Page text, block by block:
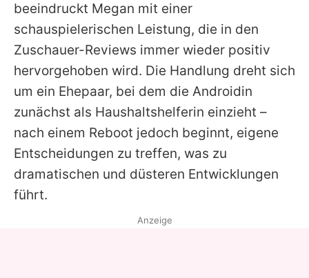
Datenschutzerklärung
Nutzungsbedingungen
Utiq verwalten
beeindruckt Megan mit einer
schauspielerischen Leistung, die in den
Zuschauer-Reviews immer wieder positiv
hervorgehoben wird. Die Handlung dreht sich
um ein Ehepaar, bei dem die Androidin
zunächst als Haushaltshelferin einzieht –
nach einem Reboot jedoch beginnt, eigene
Entscheidungen zu treffen, was zu
dramatischen und düsteren Entwicklungen
führt.
Anzeige